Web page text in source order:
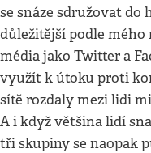
se snáze sdružovat do
důležitější podle mého
média jako Twitter a
využít k útoku proti
sítě rozdaly mezi lidi
A i když většina lidí
tři skupiny se naopak